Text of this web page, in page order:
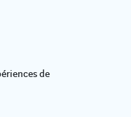
de